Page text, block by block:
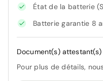
État de la batterie
Batterie garantie 8
Document(s)
Pour plus de détails,